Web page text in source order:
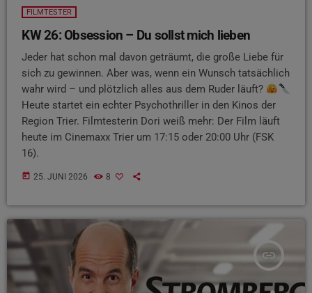
FILMTESTER
KW 26: Obsession – Du sollst mich lieben
Jeder hat schon mal davon geträumt, die große Liebe für
sich zu gewinnen. Aber was, wenn ein Wunsch tatsächlich
wahr wird – und plötzlich alles aus dem Ruder läuft?
Heute startet ein echter Psychothriller in den Kinos der
Region Trier. Filmtesterin Dori weiß mehr: Der Film läuft
heute im Cinemaxx Trier um 17:15 oder 20:00 Uhr (FSK
16).
today 25. JUNI 2026 8
insert_link